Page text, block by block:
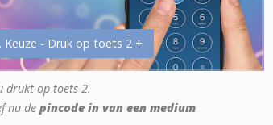
Keuze - Druk op toets 2 +
drukt op toets 2.
nu de pincode in van een medium